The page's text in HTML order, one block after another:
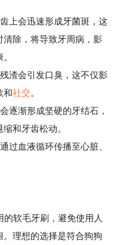
上会迅速形成牙菌斑，这
除，将导致牙周病，影
会引发口臭，这不仅影
和社交。
渐形成坚硬的牙结石，
和牙齿松动。
血液循环传播至心脏、
软毛牙刷，避免使用人
理想的选择是符合狗狗